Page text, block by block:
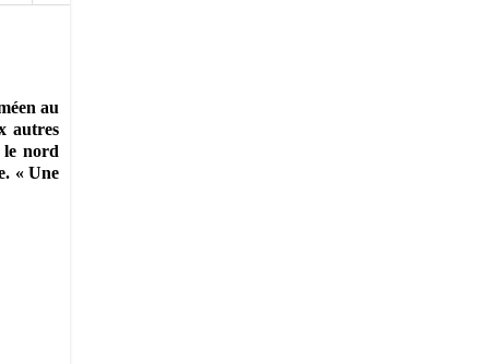
au
autres
le nord
« Une